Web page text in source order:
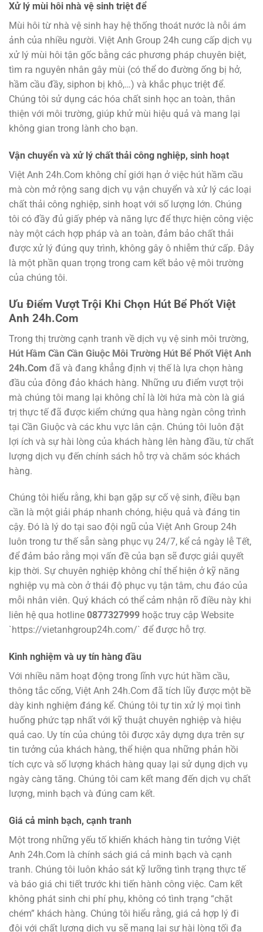
Xử lý mùi hôi nhà vệ sinh triệt để
Mùi hôi từ nhà vệ sinh hay hệ thống thoát nước là nỗi ám
ảnh của nhiều người. Việt Anh Group 24h cung cấp dịch vụ
xử lý mùi hôi tận gốc bằng các phương pháp chuyên biệt,
tìm ra nguyên nhân gây mùi (có thể do đường ống bị hở,
hầm cầu đầy, siphon bị khô,…) và khắc phục triệt để.
Chúng tôi sử dụng các hóa chất sinh học an toàn, thân
thiện với môi trường, giúp khử mùi hiệu quả và mang lại
không gian trong lành cho bạn.
Vận chuyển và xử lý chất thải công nghiệp, sinh hoạt
Việt Anh 24h.Com không chỉ giới hạn ở việc hút hầm cầu
mà còn mở rộng sang dịch vụ vận chuyển và xử lý các loại
chất thải công nghiệp, sinh hoạt với số lượng lớn. Chúng
tôi có đầy đủ giấy phép và năng lực để thực hiện công việc
này một cách hợp pháp và an toàn, đảm bảo chất thải
được xử lý đúng quy trình, không gây ô nhiễm thứ cấp. Đây
là một phần quan trọng trong cam kết bảo vệ môi trường
của chúng tôi.
Ưu Điểm Vượt Trội Khi Chọn Hút Bể Phốt Việt
Anh 24h.Com
Trong thị trường cạnh tranh về dịch vụ vệ sinh môi trường,
Hút Hầm Cần Cần Giuộc Môi Trường Hút Bể Phốt Việt Anh
24h.Com đã và đang khẳng định vị thế là lựa chọn hàng
đầu của đông đảo khách hàng. Những ưu điểm vượt trội
mà chúng tôi mang lại không chỉ là lời hứa mà còn là giá
trị thực tế đã được kiểm chứng qua hàng ngàn công trình
tại Cần Giuộc và các khu vực lân cận. Chúng tôi luôn đặt
lợi ích và sự hài lòng của khách hàng lên hàng đầu, từ chất
lượng dịch vụ đến chính sách hỗ trợ và chăm sóc khách
hàng.
Chúng tôi hiểu rằng, khi bạn gặp sự cố vệ sinh, điều bạn
cần là một giải pháp nhanh chóng, hiệu quả và đáng tin
cậy. Đó là lý do tại sao đội ngũ của Việt Anh Group 24h
luôn trong tư thế sẵn sàng phục vụ 24/7, kể cả ngày lễ Tết,
để đảm bảo rằng mọi vấn đề của bạn sẽ được giải quyết
kịp thời. Sự chuyên nghiệp không chỉ thể hiện ở kỹ năng
nghiệp vụ mà còn ở thái độ phục vụ tận tâm, chu đáo của
mỗi nhân viên. Quý khách có thể cảm nhận rõ điều này khi
liên hệ qua hotline 0877327999 hoặc truy cập Website
`https://vietanhgroup24h.com/` để được hỗ trợ.
Kinh nghiệm và uy tín hàng đầu
Với nhiều năm hoạt động trong lĩnh vực hút hầm cầu,
thông tắc cống, Việt Anh 24h.Com đã tích lũy được một bề
dày kinh nghiệm đáng kể. Chúng tôi tự tin xử lý mọi tình
huống phức tạp nhất với kỹ thuật chuyên nghiệp và hiệu
quả cao. Uy tín của chúng tôi được xây dựng dựa trên sự
tin tưởng của khách hàng, thể hiện qua những phản hồi
tích cực và số lượng khách hàng quay lại sử dụng dịch vụ
ngày càng tăng. Chúng tôi cam kết mang đến dịch vụ chất
lượng, minh bạch và đúng cam kết.
Giá cả minh bạch, cạnh tranh
Một trong những yếu tố khiến khách hàng tin tưởng Việt
Anh 24h.Com là chính sách giá cả minh bạch và cạnh
tranh. Chúng tôi luôn khảo sát kỹ lưỡng tình trạng thực tế
và báo giá chi tiết trước khi tiến hành công việc. Cam kết
không phát sinh chi phí phụ, không có tình trạng “chặt
chém” khách hàng. Chúng tôi hiểu rằng, giá cả hợp lý đi
đôi với chất lượng dịch vụ sẽ mang lại sự hài lòng tối đa